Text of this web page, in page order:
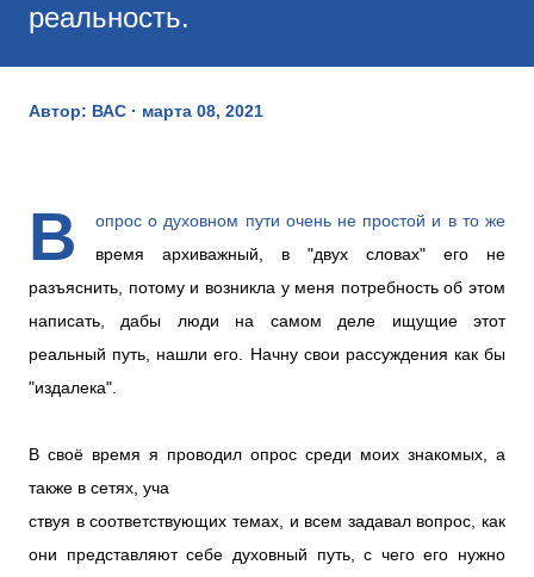
реальность.
Автор: ВАС марта 08, 2021
В
опрос о духовном пути очень не простой и в то же
время архиважный, в "двух словах" его не
разъяснить, потому и возникла у меня потребность об этом
написать, дабы люди на самом деле ищущие этот
реальный путь, нашли его. Начну свои рассуждения как бы
"издалека".
В своё время я проводил опрос среди моих знакомых, а
также в сетях, уча
ствуя в соответствующих темах, и всем задавал вопрос, как
они представляют себе духовный путь, с чего его нужно